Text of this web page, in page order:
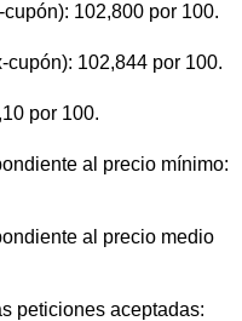
102,800 por 100.
102,844 por 100.
por 100.
al precio mínimo:
al precio medio
peticiones aceptadas: